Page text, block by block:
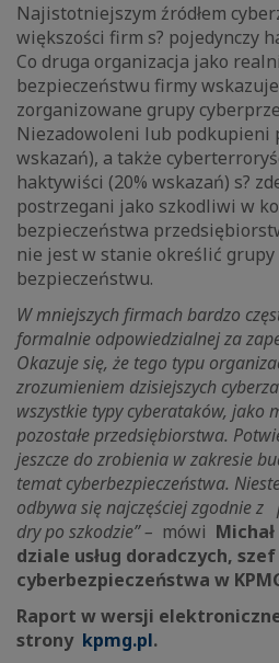
Najistotniejszym źródłem
większości firm s? pojedynczy
Co druga organizacja jako
bezpieczeństwu firmy
zorganizowane grupy
Niezadowoleni lub podkupieni
wskazań), a także
haktywiści (20% wskazań) s?
postrzegani jako szkodliwi w
bezpieczeństwa
nie jest w stanie określić grupy
bezpieczeństwu.
W mniejszych firmach bardzo
formalnie odpowiedzialnej za
Okazuje się, że tego typu
zrozumieniem dzisiejszych
wszystkie typy cyberataków, jako
pozostałe przedsiębiorstwa.
jeszcze do zrobienia w zakresie
temat cyberbezpieczeństwa.
odbywa się najczęściej zgodnie z
dry po szkodzie” – mówi
dziale usług doradczych, szef
cyberbezpieczeństwa w
Raport w wersji
strony kpmg.pl.